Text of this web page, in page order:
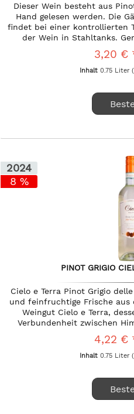
Dieser Wein besteht aus
Hand gelesen werden. Die
findet bei einer kontrollierten
der Wein in Stahltanks.
3,20 €
Inhalt 0.75 Liter
2024
8 %
PINOT GRIGIO
Cielo e Terra Pinot Grigio
und feinfruchtige Frische aus
Weingut Cielo e Terra,
Verbundenheit zwischen
steht
4,22 €
Inhalt 0.75 Liter